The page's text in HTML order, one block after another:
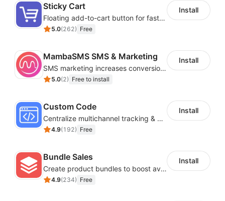
Sticky Cart
Floating add-to-cart button for faster checkouts
5.0(262) Free
Install
MambaSMS SMS & Marketing
SMS marketing increases conversion rate and re-purchase rate of users
5.0(2) Free to install
Install
Custom Code
Centralize multichannel tracking & marketing codes in one place
4.9(192) Free
Install
Bundle Sales
Create product bundles to boost average order value
4.9(234) Free
Install